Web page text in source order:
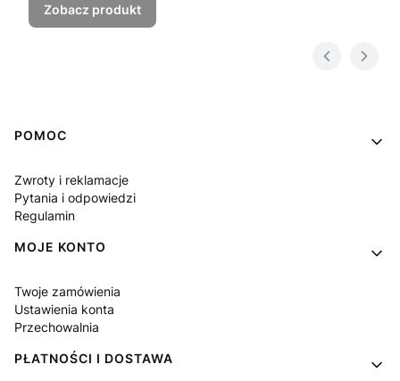
Zobacz produkt
Linki w stopce
POMOC
Zwroty i reklamacje
Pytania i odpowiedzi
Regulamin
MOJE KONTO
Twoje zamówienia
Ustawienia konta
Przechowalnia
PŁATNOŚCI I DOSTAWA